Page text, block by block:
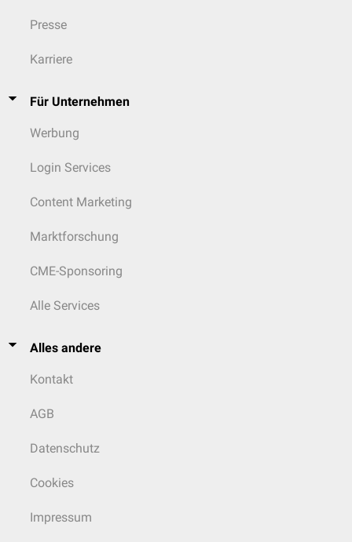
Presse
Karriere
Für Unternehmen
Werbung
Login Services
Content Marketing
Marktforschung
CME-Sponsoring
Alle Services
Alles andere
Kontakt
AGB
Datenschutz
Cookies
Impressum